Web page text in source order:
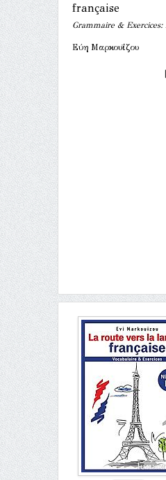
française
Grammaire &
Εύη Μαρκουΐζου